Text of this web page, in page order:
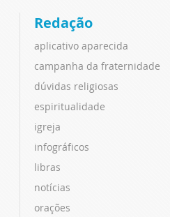
Redação
aplicativo aparecida
campanha da fraternidade
dúvidas religiosas
espiritualidade
igreja
infográficos
libras
notícias
orações